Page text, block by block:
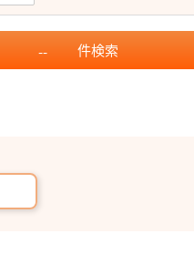
-- 件検索